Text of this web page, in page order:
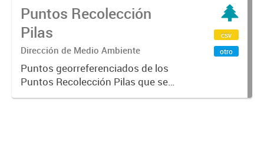
Puntos Recolección
Pilas
Dirección de Medio Ambiente
Puntos georreferenciados de los
Puntos Recolección Pilas que se
encuentra en la Ciudad de
csv
otro